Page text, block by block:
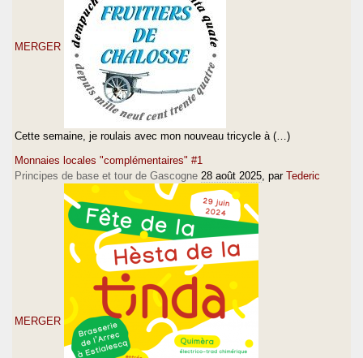
MERGER
Cette semaine, je roulais avec mon nouveau tricycle à (…)
Monnaies locales "complémentaires" #1
Principes de base et tour de Gascogne 28 août 2025 , par Tederic
MERGER